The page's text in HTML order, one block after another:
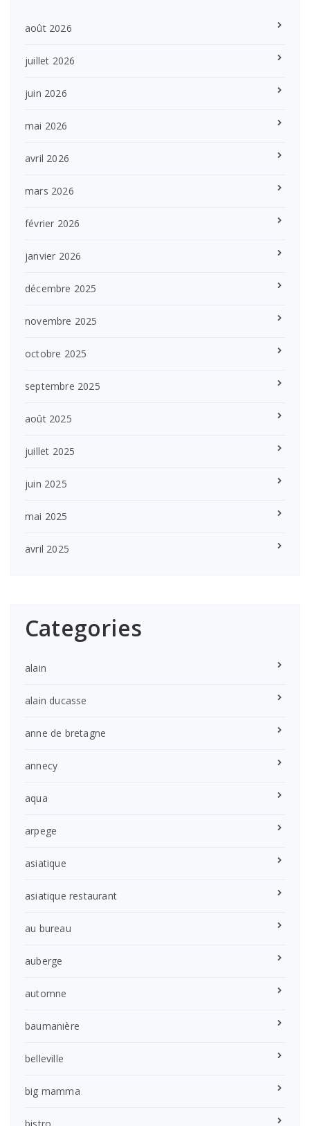
août 2026
juillet 2026
juin 2026
mai 2026
avril 2026
mars 2026
février 2026
janvier 2026
décembre 2025
novembre 2025
octobre 2025
septembre 2025
août 2025
juillet 2025
juin 2025
mai 2025
avril 2025
Categories
alain
alain ducasse
anne de bretagne
annecy
aqua
arpege
asiatique
asiatique restaurant
au bureau
auberge
automne
baumanière
belleville
big mamma